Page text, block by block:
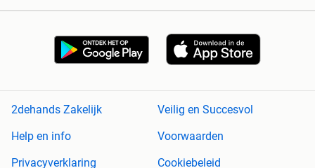
2dehands Zakelijk
Veilig en Succesvol
Help en info
Voorwaarden
Privacyverklaring
Cookiebeleid